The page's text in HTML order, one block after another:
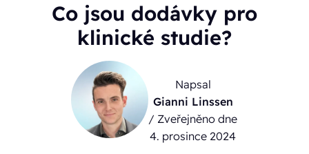
Co jsou dodávky pro
klinické studie?
Napsal
Gianni Linssen
/ Zveřejněno dne
4. prosince 2024